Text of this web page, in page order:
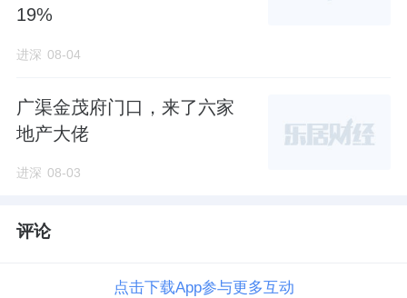
19%
进深 08-04
广渠金茂府门口，来了六家
地产大佬
进深 08-03
评论
点击下载App参与更多互动